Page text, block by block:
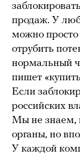
продаж. У
можно просто
отрубить
нормальный
пишет
Если
российских
Мы не знаем,
органы, но
У каждой